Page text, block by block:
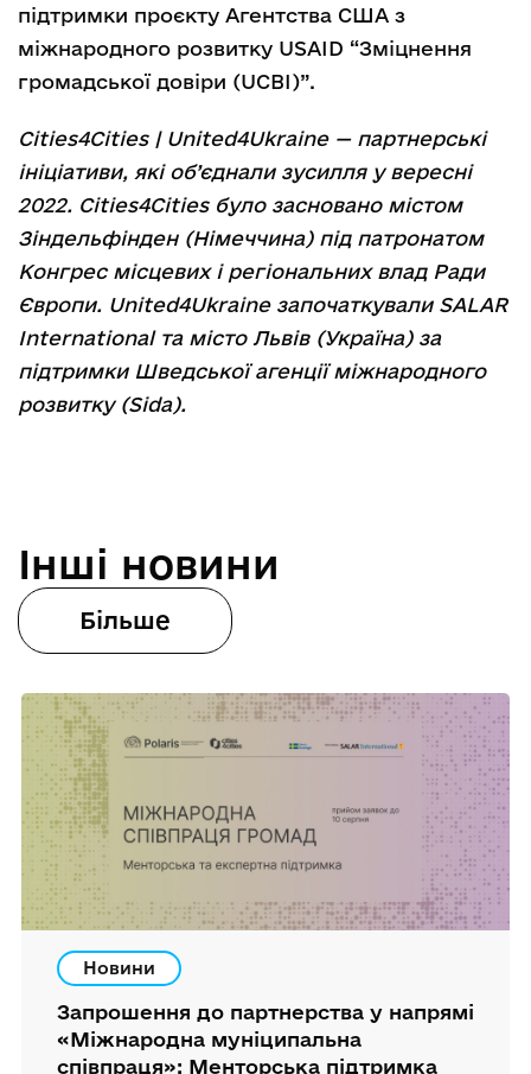
підтримки проєкту Агентства США з
міжнародного розвитку USAID “Зміцнення
громадської довіри (UCBI)”.
Сities4Cities | United4Ukraine — партнерські
ініціативи, які об’єднали зусилля у вересні
2022. Сities4Cities було засновано містом
Зіндельфінден (Німеччина) під патронатом
Конгрес місцевих і регіональних влад Ради
Європи. United4Ukraine започаткували SALAR
International та місто Львів (Україна) за
підтримки Шведської агенції міжнародного
розвитку (Sida).
Інші новини
Більше
Новини
Запрошення до партнерства у напрямі
«Міжнародна муніципальна
співпраця»: Менторська підтримка